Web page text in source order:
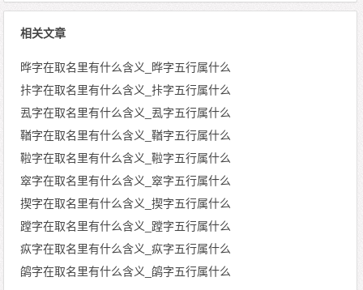
相关文章
晔字在取名里有什么含义_晔字五行属什么
拤字在取名里有什么含义_拤字五行属什么
厾字在取名里有什么含义_厾字五行属什么
鞧字在取名里有什么含义_鞧字五行属什么
鞡字在取名里有什么含义_鞡字五行属什么
窣字在取名里有什么含义_窣字五行属什么
揳字在取名里有什么含义_揳字五行属什么
蹚字在取名里有什么含义_蹚字五行属什么
疭字在取名里有什么含义_疭字五行属什么
鹐字在取名里有什么含义_鹐字五行属什么